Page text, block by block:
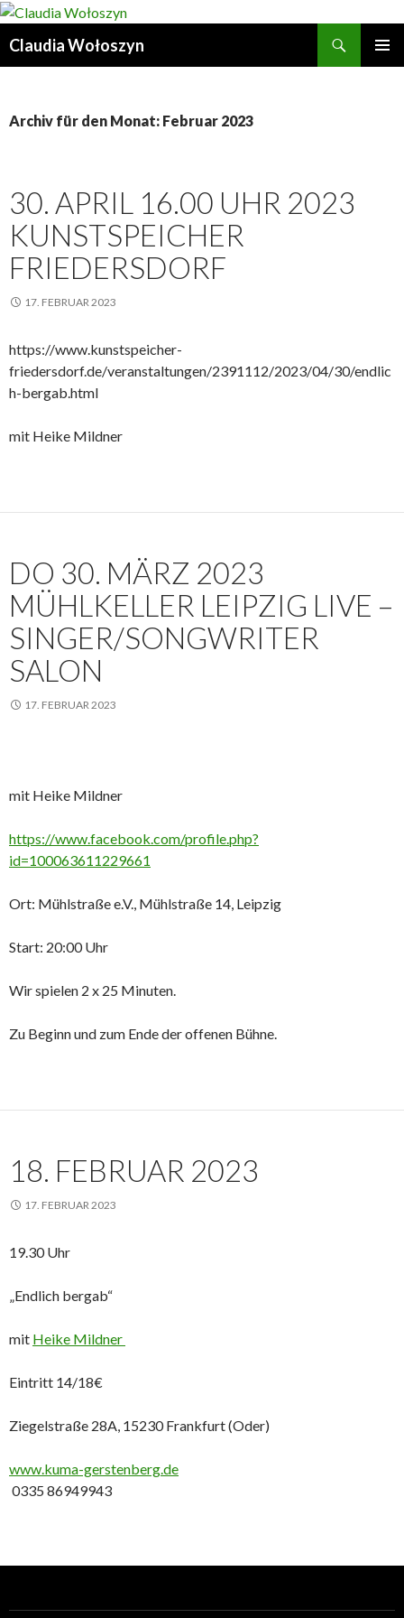
Claudia Wołoszyn
Archiv für den Monat: Februar 2023
30. APRIL 16.00 UHR 2023
KUNSTSPEICHER
FRIEDERSDORF
17. FEBRUAR 2023
https://www.kunstspeicher-
friedersdorf.de/veranstaltungen/2391112/2023/04/30/endlic
h-bergab.html
mit Heike Mildner
DO 30. MÄRZ 2023
MÜHLKELLER LEIPZIG LIVE –
SINGER/SONGWRITER
SALON
17. FEBRUAR 2023
mit Heike Mildner
https://www.facebook.com/profile.php?
id=100063611229661
Ort: Mühlstraße e.V., Mühlstraße 14, Leipzig
Start: 20:00 Uhr
Wir spielen 2 x 25 Minuten.
Zu Beginn und zum Ende der offenen Bühne.
18. FEBRUAR 2023
17. FEBRUAR 2023
19.30 Uhr
„Endlich bergab“
mit Heike Mildner
Eintritt 14/18€
Ziegelstraße 28A, 15230 Frankfurt (Oder)
www.kuma-gerstenberg.de
0335 86949943